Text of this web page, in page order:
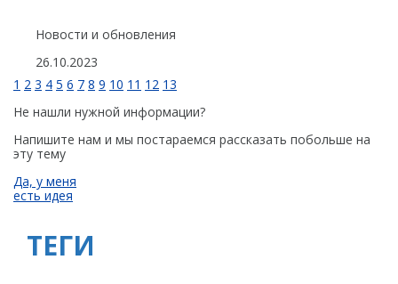
Новости и обновления
26.10.2023
1 2 3 4 5 6 7 8 9 10 11 12 13
Не нашли нужной информации?
Напишите нам и мы постараемся рассказать побольше на
эту тему
Да, у меня
есть идея
ТЕГИ